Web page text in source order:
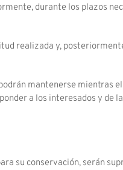
durante los plazos
realizada y,
mantenerse mientras
a los interesados y de
su conservación, serán